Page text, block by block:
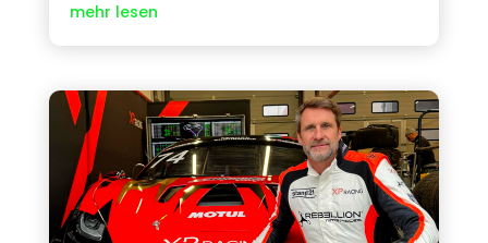
mehr lesen